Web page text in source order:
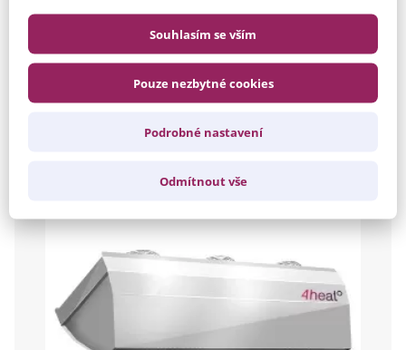
ventilátorem, ale stále zajišťuje vysokou
účinnost. Radiální ventilátor nasává vzduch z prostředí a vyfukuje ho
zpět přes lopatky difuzoru za vysoké rychlosti. S vhodným snímačem
pro otevřená vrata a teploty se automaticky aktivuje clona, která
DETAIL PRODUKTU
Souhlasím se vším
Pouze nezbytné cookies
Podrobné nastavení
Odmítnout vše